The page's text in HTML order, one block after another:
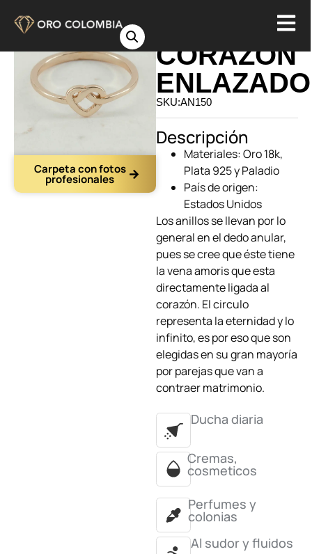
Carpeta con fotos
profesionales
CORAZON
ENLAZADO
SKU:AN150
Descripción
Materiales: Oro 18k,
Plata 925 y Paladio
País de origen:
Estados Unidos
Los anillosse llevan por lo
general en el dedo anular,
pues se cree que éste tiene
la vena amoris que esta
directamente ligada al
corazón. El circulo
representa la eternidad y lo
infinito, es por eso que son
elegidas en su gran mayoría
por parejas que van a
contraer matrimonio.
Ducha diaria
Cremas,
cosmeticos
Perfumes y
colonias
Al sudor y fluidos